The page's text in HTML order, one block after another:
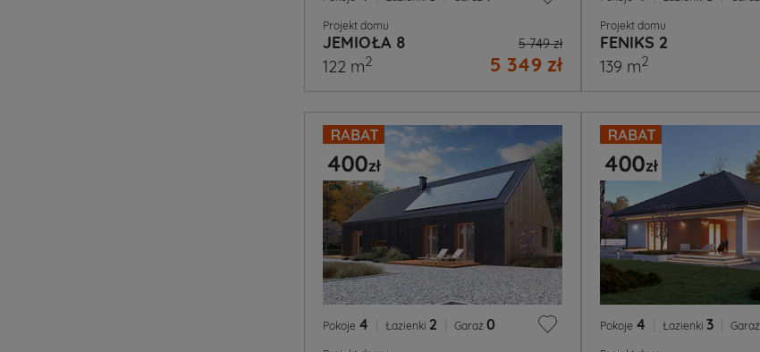
Projekt domu
JEMIOŁA 8 5 749 zł
5 349 zł
122 m2
Projekt domu
FENIKS 2
139 m2
Pokoje 4 Łazienki 2 Garaż 0 Pokoje 4 Łazienki 3 Garaż